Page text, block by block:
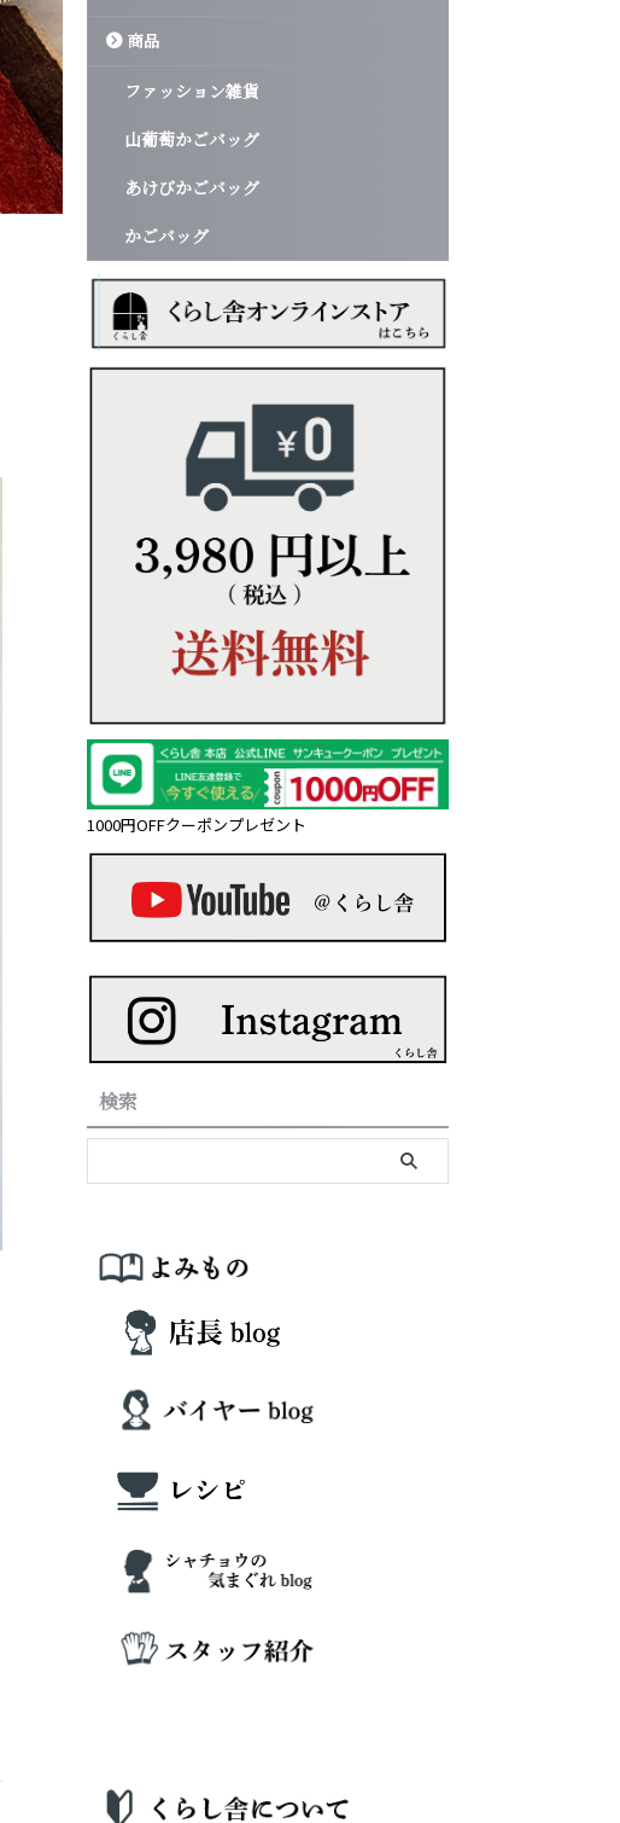
商品
ファッション雑貨
山葡萄かごバッグ
あけびかごバッグ
かごバッグ
1000円OFFクーポンプレゼント
検索